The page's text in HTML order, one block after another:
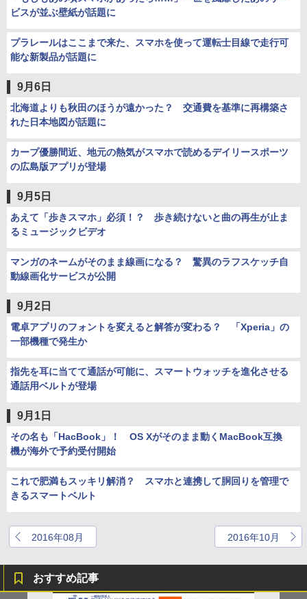
ビスが並ぶ壁紙が話題に
プラレールはここまで来た、スマホを使って運転士目線で走行可
能な新製品が話題に
9月6日
北海道よりも秋田のほうが遠かった？ 交通費を基準に再構築さ
れた日本地図が話題に
カープ優勝間近、地元の熱気がスマホで読めるデイリースポーツ
の広島版アプリが登場
9月5日
あえて「歩きスマホ」必須！？ 歩き続けないと曲の再生が止ま
るミュージックビデオ
マンガのネームがそのまま線画になる？ 驚異のラフスケッチ自
動線画化サービスが公開
9月2日
電卓アプリのフォントを変えると解答が変わる？ 「Xperia」の
一部機種で発生か
指先を耳に当てて通話が可能に、スマートウォッチを進化させる
通話用ベルトが登場
9月1日
その名も「HacBook」！ OS Xがそのまま動くMacBook互換
機が海外で予約受付開始
これで肥満もスッキリ解消？ スマホと連携して胴回りを管理で
きるスマートベルト
2016年08月 2016年10月
おすすめ記事